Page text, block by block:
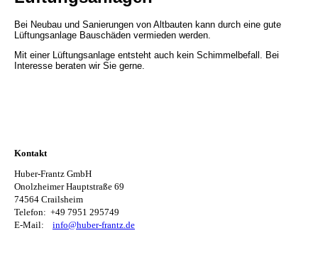
Bei Neubau und Sanierungen von Altbauten kann durch eine gute
Lüftungsanlage Bauschäden vermieden werden.
Mit einer Lüftungsanlage entsteht auch kein Schimmelbefall. Bei
Interesse beraten wir Sie gerne.
Kontakt
Huber-Frantz GmbH
Onolzheimer Hauptstraße 69
74564 Crailsheim
Telefon: +49 7951 295749
E-Mail: info@huber-frantz.de